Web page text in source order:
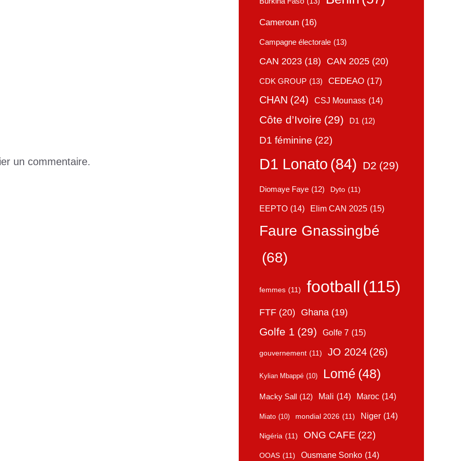
un commentaire.
Cameroun (16)
Campagne électorale (13)
CAN 2023 (18) CAN 2025 (20)
CDK GROUP (13) CEDEAO (17)
CHAN (24) CSJ Mounass (14)
Côte d’Ivoire (29) D1 (12)
D1 féminine (22)
D1 Lonato (84) D2 (29)
Diomaye Faye (12) Dyto (11)
EEPTO (14) Elim CAN 2025 (15)
Faure Gnassingbé
(68)
femmes (11) football (115)
FTF (20) Ghana (19)
Golfe 1 (29) Golfe 7 (15)
gouvernement (11) JO 2024 (26)
Kylian Mbappé (10) Lomé (48)
Macky Sall (12) Mali (14) Maroc (14)
Miato (10) mondial 2026 (11) Niger (14)
Nigéria (11) ONG CAFE (22)
OOAS (11) Ousmane Sonko (14)